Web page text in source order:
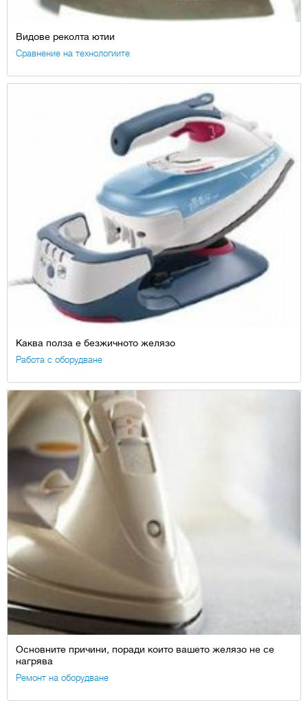
Видове реколта ютии
Сравнение на технологиите
Каква полза е безжичното желязо
Работа с оборудване
Основните причини, поради които вашето желязо не се
нагрява
Ремонт на оборудване